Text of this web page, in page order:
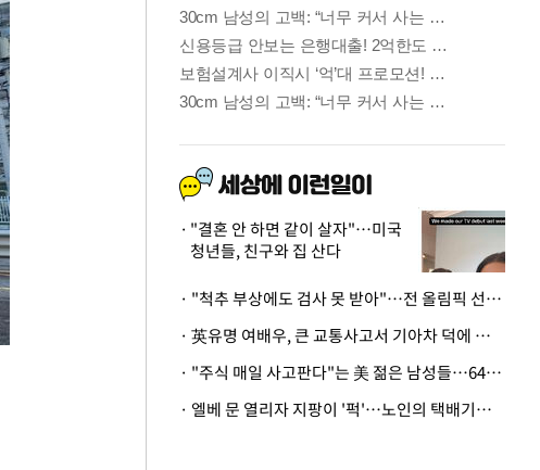
"결혼 안 하면 같이 살자"…미국
청년들, 친구와 집 산다
· "척추 부상에도 검사 못 받아"…전 올림픽 선수, 美봅슬레이협회 상대 소송
· 英유명 여배우, 큰 교통사고서 기아차 덕에 살았다
· "주식 매일 사고판다"는 美 젊은 남성들…64%가 "나는 인생의 패배자“
· 엘베 문 열리자 지팡이 '퍽'…노인의 택배기사 폭행 이유